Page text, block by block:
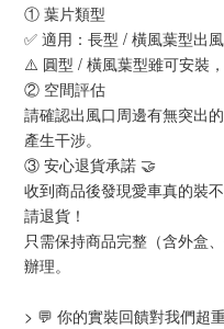
① 葉片類型
✅ 適用：長型 / 橫風葉型出
⚠️ 圓型 / 橫風葉型雖可安裝
② 空間評估
請確認出風口周邊有無突出
產生干涉。
③ 安心退貨承諾 🤝
收到商品後發現愛車真的裝
請退貨！
只需保持商品完整（含外盒
辦理。
> 💬 你的實裝回饋對我們超